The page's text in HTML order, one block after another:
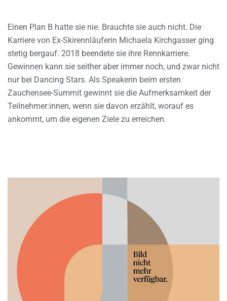
Einen Plan B hatte sie nie. Brauchte sie auch nicht. Die
Karriere von Ex-Skirennläuferin Michaela Kirchgasser ging
stetig bergauf. 2018 beendete sie ihre Rennkarriere.
Gewinnen kann sie seither aber immer noch, und zwar nicht
nur bei Dancing Stars. Als Speakerin beim ersten
Zauchensee-Summit gewinnt sie die Aufmerksamkeit der
Teilnehmer:innen, wenn sie davon erzählt, worauf es
ankommt, um die eigenen Ziele zu erreichen.